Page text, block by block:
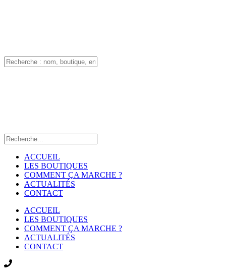
ACCUEIL
LES BOUTIQUES
COMMENT ÇA MARCHE ?
ACTUALITÉS
CONTACT
ACCUEIL
LES BOUTIQUES
COMMENT ÇA MARCHE ?
ACTUALITÉS
CONTACT